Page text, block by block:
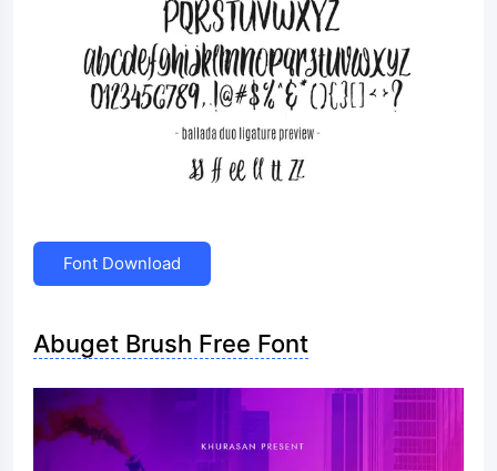
Font Download
Abuget Brush Free Font